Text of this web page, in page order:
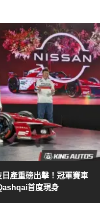
產重磅出擊！冠軍賽車
首度現身